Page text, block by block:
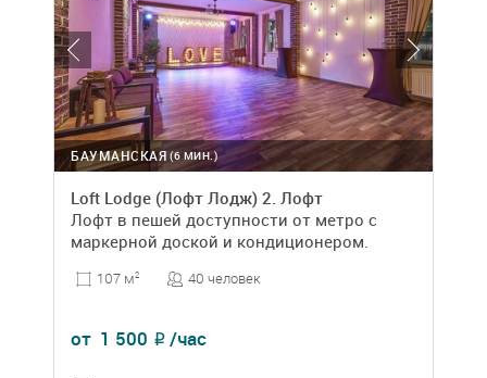
(6 МИН.)
БАУМАНСКАЯ
Loft Lodge (Лофт Лодж) 2. Лофт
Лофт в пешей доступности от метро с
маркерной доской и кондиционером.
107 м2 40 человек
от 1 500 ₽ /час